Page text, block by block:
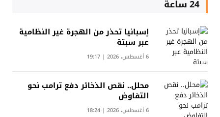
24 ساعة
إسبانيا تحذر من الهجرة غير النظامية
عبر سبتة
6 أغسطس، 2026 | 19:17
محلل.. نقص الذخائر دفع ترامب نحو
التفاوض
6 أغسطس، 2026 | 18:24